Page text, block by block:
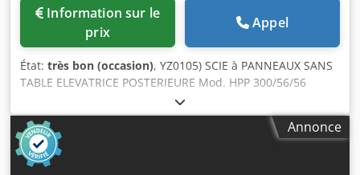
prix
Appel
État: très bon (occasion), YZ0105) SCIE à PANNEAUX SANS
TABLE ELEVATRICE POSTERIEURE Mod. HPP 300/56/56
PROFILINE Dsdpfjfg Ewzox Ahmjck Control Numérique
Power Control POWER TOUCH. Logiciel CADmatic 4 -
Professional Pousseurs postérieurs (N.) 1 - (PACK
PREMIUM). Avec 11 pinces (1 x Power Concept) Max.
largeur de coupe (mm) 5600. Déplacement util du
Annonce